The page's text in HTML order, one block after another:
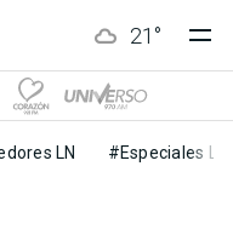
21 °
LN #Especiales LN